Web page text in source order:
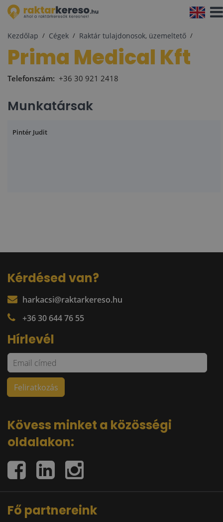
Kezdőlap Cégek Raktár tulajdonosok, üzemeltető
Prima Medical Kft
Telefonszám: +36 30 921 2418
Munkatársak
Pintér Judit
Kérdésed van?
harkacsi@raktarkereso.hu
+36 30 644 76 55
Hírlevél
Kövess minket a közösségi
oldalakon:
Fő partnereink